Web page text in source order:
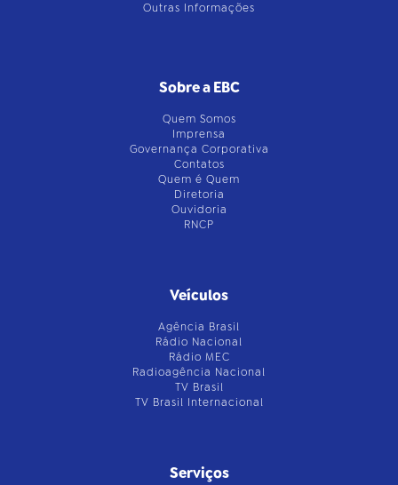
Outras Informações
Sobre a EBC
Quem Somos
Imprensa
Governança Corporativa
Contatos
Quem é Quem
Diretoria
Ouvidoria
RNCP
Veículos
Agência Brasil
Rádio Nacional
Rádio MEC
Radioagência Nacional
TV Brasil
TV Brasil Internacional
Serviços